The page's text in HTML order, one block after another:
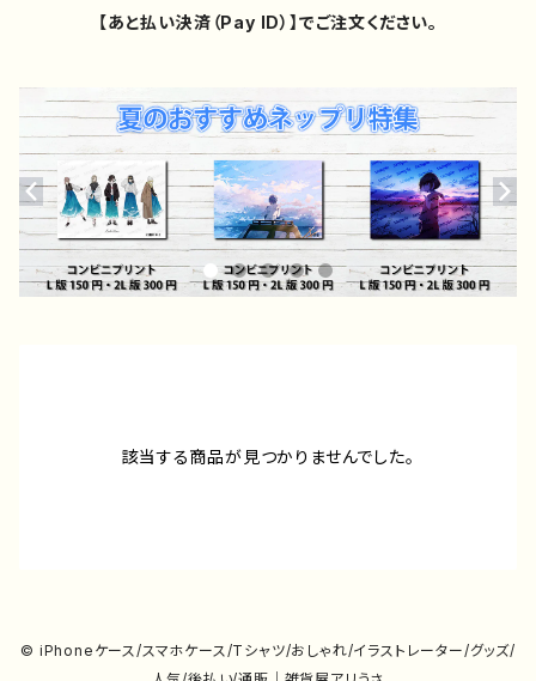
【あと払い決済（Pay ID）】でご注文ください。
該当する商品が見つかりませんでした。
© iPhoneケース/スマホケース/Tシャツ/おしゃれ/イラストレーター/グッズ/